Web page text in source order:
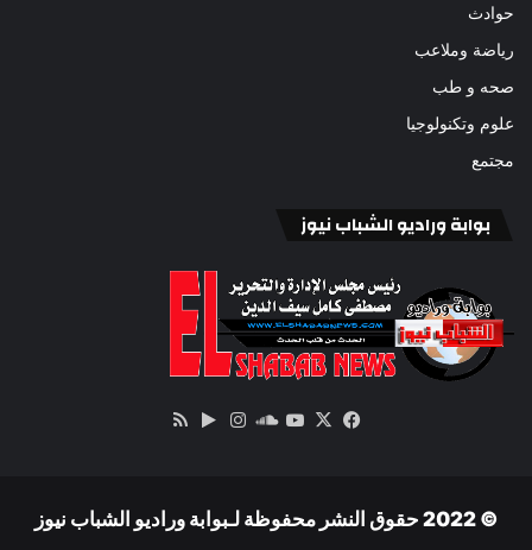
حوادث
رياضة وملاعب
صحه و طب
علوم وتكنولوجيا
مجتمع
بوابة وراديو الشباب نيوز
فيسبوك
‫X
‫YouTube
ساوندانستقرام‏Google
© 2022 حقوق النشر محفوظة لـبوابة وراديو الشباب نيوز